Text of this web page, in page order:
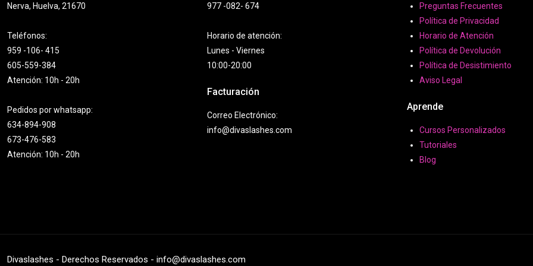
Nerva, Huelva, 21670
Teléfonos:
959 -106- 415
605-559-384
Atención: 10h - 20h
Pedidos por whatsapp:
634-894-908
673-476-583
Atención: 10h - 20h
977 -082- 674
Horario de atención:
Lunes - Viernes
10:00-20:00
Facturación
Correo Electrónico:
info@divaslashes.com
Preguntas Frecuentes
Política de Privacidad
Horario de Atención
Política de Devolución
Política de Desistimiento
Aviso Legal
Aprende
Cursos Personalizados
Tutoriales
Blog
Divaslashes - Derechos Reservados - info@divaslashes.com